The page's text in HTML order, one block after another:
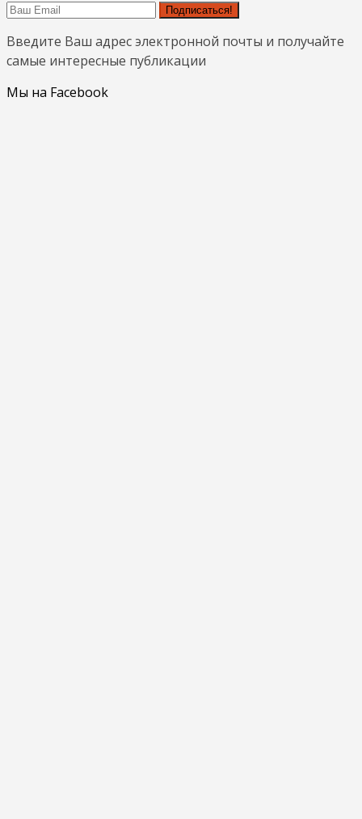
Подписаться!
Введите Ваш адрес электронной почты и получайте
самые интересные публикации
Мы на Facebook